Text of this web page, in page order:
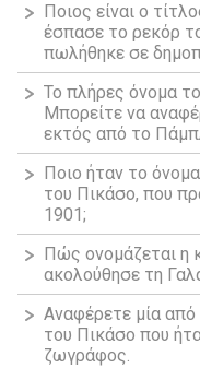
Ποιος είναι ο
έσπασε το ρεκόρ
πωλήθηκε σε
Το πλήρες όνομα
Μπορείτε να
εκτός από το
Ποιο ήταν το
του Πικάσο, που
1901;
Πώς ονομάζεται η
ακολούθησε τη
Αναφέρετε μία από
του Πικάσο που
ζωγράφος.